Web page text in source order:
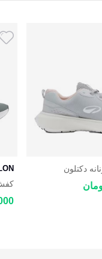
دکتلون
DECATHLON